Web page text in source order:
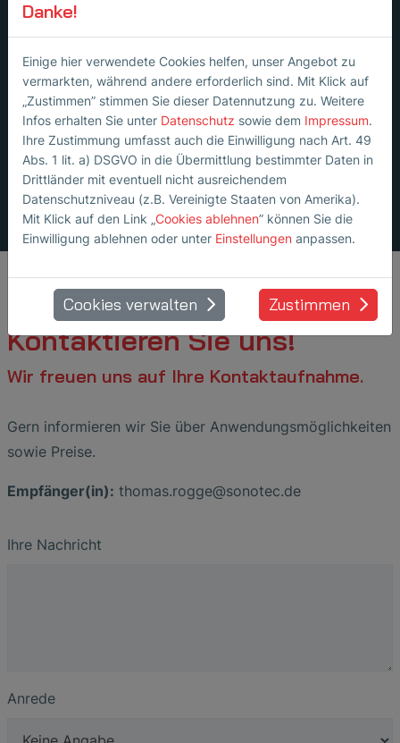
Expertise
Kontaktieren Sie uns!
Wir freuen uns auf Ihre Kontaktaufnahme.
Gern informieren wir Sie über Anwendungsmöglichkeiten
sowie Preise.
Empfänger(in): thomas.rogge@sonotec.de
Ihre Nachricht
Anrede
Danke!
Einige hier verwendete Cookies helfen, unser Angebot zu
vermarkten, während andere erforderlich sind. Mit Klick auf
„Zustimmen” stimmen Sie dieser Datennutzung zu. Weitere
Infos erhalten Sie unter Datenschutz sowie dem Impressum.
Ihre Zustimmung umfasst auch die Einwilligung nach Art. 49
Abs. 1 lit. a) DSGVO in die Übermittlung bestimmter Daten in
Drittländer mit eventuell nicht ausreichendem
Datenschutzniveau (z.B. Vereinigte Staaten von Amerika).
Mit Klick auf den Link „Cookies ablehnen” können Sie die
Einwilligung ablehnen oder unter Einstellungen anpassen.
Cookies verwalten Zustimmen